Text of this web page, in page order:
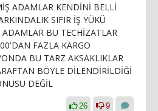
ADAMLAR KENDİNİ BELLİ
SIFIR İŞ YÜKÜ
BU TECHİZATLAR
FAZLA KARGO
BU TARZ AKSAKLIKLAR
BÖYLE DİLENDİRİLDİĞİ
DEĞİL
26 9